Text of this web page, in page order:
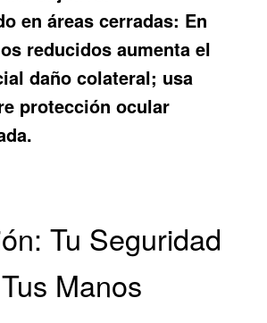
en áreas cerradas: En
reducidos aumenta el
daño colateral; usa
protección ocular
Tu Seguridad
Manos